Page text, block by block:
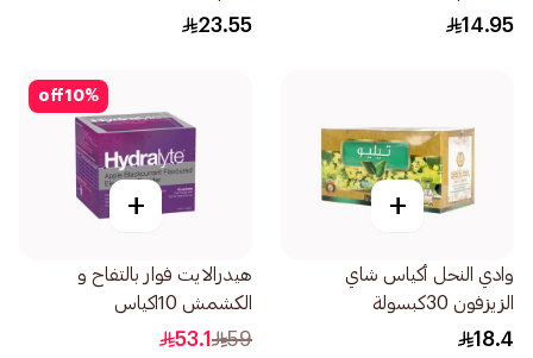
14.95
23.55
+
وادي النحل أكياس شاي
الزيزفون 30كبسولة
18.4
10%
off
+
هيدرالايت فوار بالتفاح و
الكشمش 10اكياس
59
53.1